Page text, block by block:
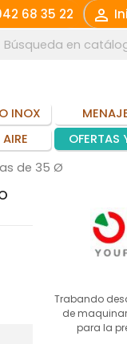
68 35 22 
INOX
OFERTAS
de 35 Ø
Trabando
de
para la